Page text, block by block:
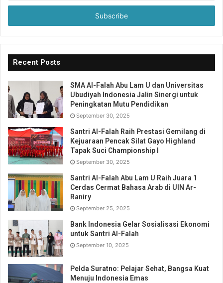
Email
Recent Posts
SMA Al-Falah Abu Lam U dan Universitas
Ubudiyah Indonesia Jalin Sinergi untuk
Peningkatan Mutu Pendidikan
September 30, 2025
Santri Al-Falah Raih Prestasi Gemilang di
Kejuaraan Pencak Silat Gayo Highland
Tapak Suci Championship I
September 30, 2025
Santri Al-Falah Abu Lam U Raih Juara 1
Cerdas Cermat Bahasa Arab di UIN Ar-
Raniry
September 25, 2025
Bank Indonesia Gelar Sosialisasi Ekonomi
untuk Santri Al-Falah
September 10, 2025
Pelda Suratno: Pelajar Sehat, Bangsa Kuat
Menuju Indonesia Emas